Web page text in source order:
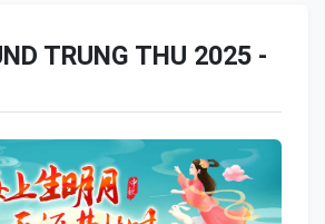
TRUNG THU 2025 -